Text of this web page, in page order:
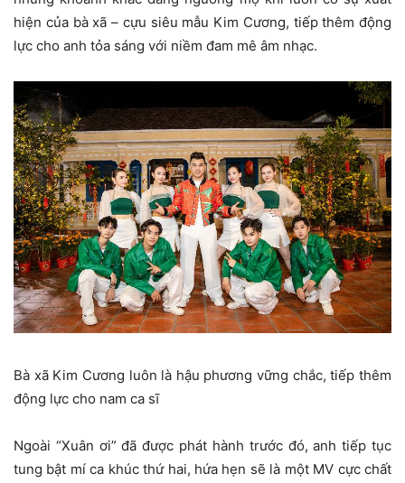
hiện của bà xã – cựu siêu mẫu Kim Cương, tiếp thêm động
lực cho anh tỏa sáng với niềm đam mê âm nhạc.
Bà xã Kim Cương luôn là hậu phương vững chắc, tiếp thêm
động lực cho nam ca sĩ
Ngoài “Xuân ơi” đã được phát hành trước đó, anh tiếp tục
tung bật mí ca khúc thứ hai, hứa hẹn sẽ là một MV cực chất